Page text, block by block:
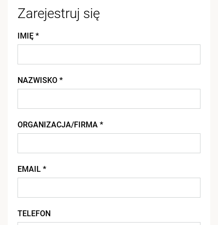
Zarejestruj się
IMIĘ *
NAZWISKO *
ORGANIZACJA/FIRMA *
EMAIL *
TELEFON